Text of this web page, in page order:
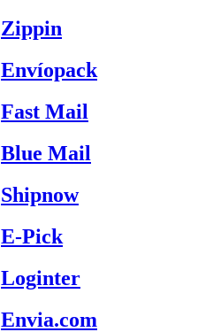
Zippin
Envíopack
Fast Mail
Blue Mail
Shipnow
E-Pick
Loginter
Envia.com